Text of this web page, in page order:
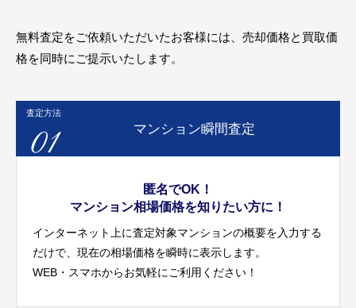
無料査定をご依頼いただいたお客様には、売却価格と買取価
格を同時にご提示いたします。
査定方法
01 マンション瞬間査定
匿名でOK！
マンション相場価格を知りたい方に！
インターネット上に査定対象マンションの概要を入力する
だけで、現在の相場価格を瞬時に表示します。
WEB・スマホからお気軽にご利用ください！